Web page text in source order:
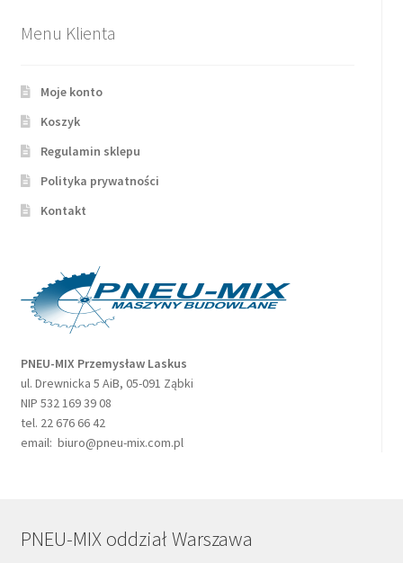
Menu Klienta
Moje konto
Koszyk
Regulamin sklepu
Polityka prywatności
Kontakt
PNEU-MIX Przemysław Laskus
ul. Drewnicka 5 AiB, 05-091 Ząbki
NIP 532 169 39 08
tel. 22 676 66 42
email: biuro@pneu-mix.com.pl
PNEU-MIX oddział Warszawa